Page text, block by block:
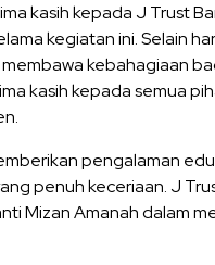
kasih kepada J Trust
kegiatan ini. Selain
kebahagiaan
kasih kepada semua
pengalaman
penuh keceriaan. J
Mizan Amanah dalam